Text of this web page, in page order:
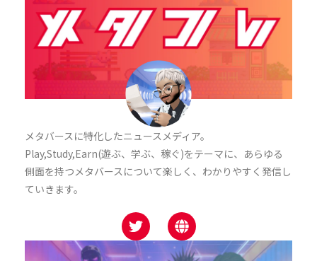
メタバースに特化したニュースメディア。
Play,Study,Earn(遊ぶ、学ぶ、稼ぐ)をテーマに、あらゆる
側面を持つメタバースについて楽しく、わかりやすく発信し
ていきます。